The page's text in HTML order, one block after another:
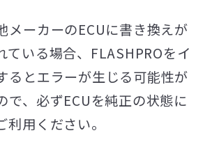
メーカーのECUに書き換えが
ている場合、FLASHPROをイ
るとエラーが生じる可能性が
で、必ずECUを純正の状態に
利用ください。